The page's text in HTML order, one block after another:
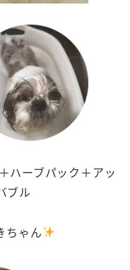
ハーブパック＋アッ
ブル
ちゃん